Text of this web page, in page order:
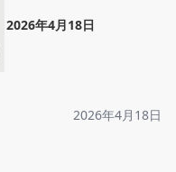
2026年4月18日
2026年4月18日